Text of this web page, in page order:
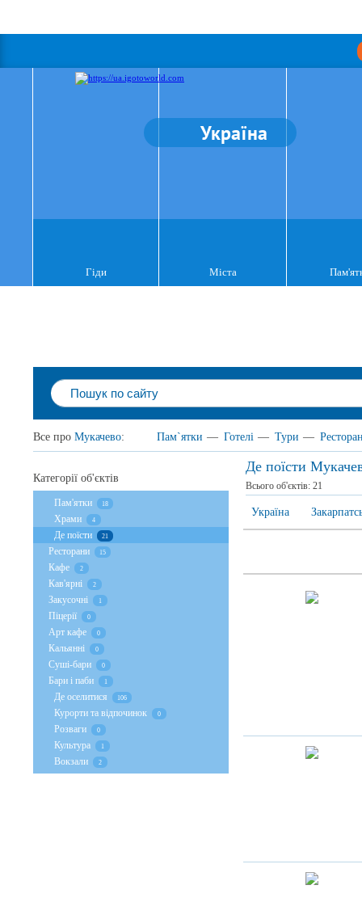
Україна
Гіди Міста
Все про Мукачево: Пам`ятки — Готелі — Тури —
Де поїсти
Всього об'єктів: 21
Україна
Категорії об'єктів
Пам'ятки 18
Храми 4
Де поїсти 21
Ресторани 15
Кафе 2
Кав'ярні 2
Закусочні 1
Піцерії 0
Арт кафе 0
Кальянні 0
Суші-бари 0
Бари і паби 1
Де оселитися 106
Курорти та відпочинок 0
Розваги 0
Культура 1
Вокзали 2